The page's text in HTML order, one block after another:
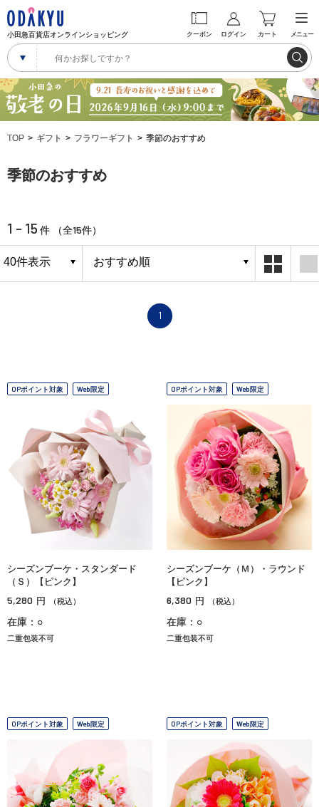
小田急百貨店オンラインショッピング クーポン ログイン カート メニュー
TOP ギフト フラワーギフト 季節のおすすめ
季節のおすすめ
1 - 15 件 （全15件）
1
OPポイント対象 Web限定
シーズンブーケ・スタンダード
（Ｓ）【ピンク】
5,280 円 （税込）
在庫：○
二重包装不可
OPポイント対象 Web限定
シーズンブーケ（Ｍ）・ラウンド
【ピンク】
6,380 円 （税込）
在庫：○
二重包装不可
OPポイント対象 Web限定 OPポイント対象 Web限定